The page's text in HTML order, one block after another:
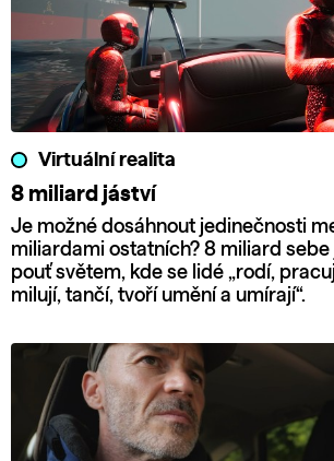
Virtuální realita
8 miliard jáství
Je možné dosáhnout jedinečnosti
miliardami ostatních? 8 miliard sebe
pouť světem, kde se lidé „rodí,
milují, tančí, tvoří umění a umírají“.